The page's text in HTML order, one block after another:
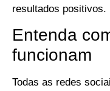
resultados positivos.
Entenda
funcionam
Todas as redes